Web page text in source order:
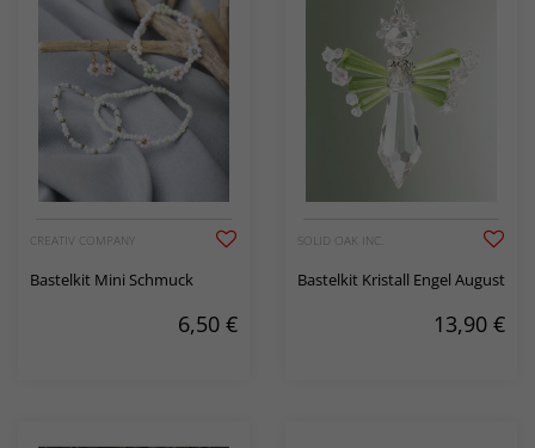
CREATIV COMPANY
Bastelkit Mini Schmuck
6,50 €
SOLID OAK INC.
Bastelkit Kristall Engel August
13,90 €